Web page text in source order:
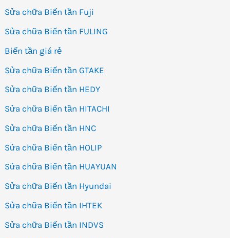
Sửa chữa Biến tần Fuji
Sửa chữa Biến tần FULING
Biến tần giá rẻ
Sửa chữa Biến tần GTAKE
Sửa chữa Biến tần HEDY
Sửa chữa Biến tần HITACHI
Sửa chữa Biến tần HNC
Sửa chữa Biến tần HOLIP
Sửa chữa Biến tần HUAYUAN
Sửa chữa Biến tần Hyundai
Sửa chữa Biến tần IHTEK
Sửa chữa Biến tần INDVS